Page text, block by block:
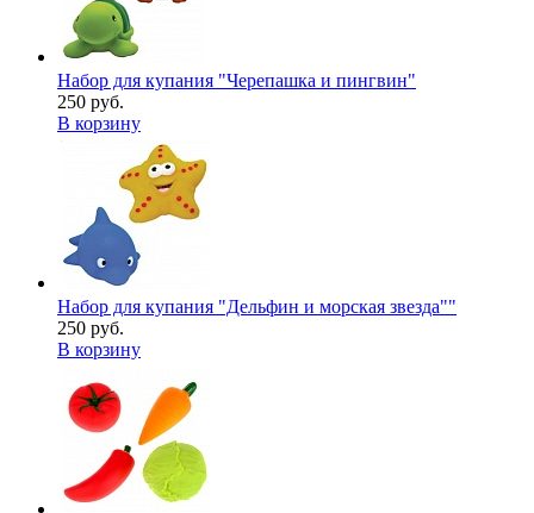
Набор для купания "Черепашка и пингвин"
250 руб.
В корзину
Набор для купания "Дельфин и морская звезда""
250 руб.
В корзину